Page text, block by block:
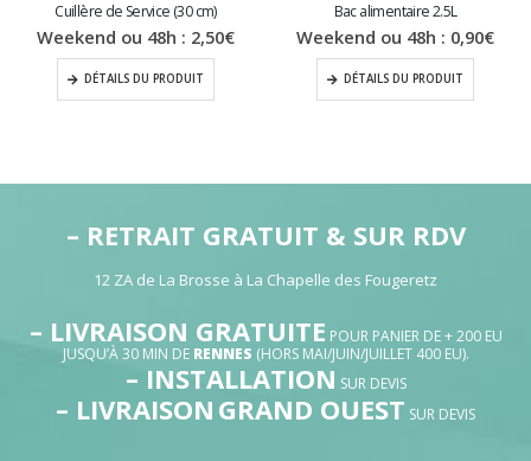
Cuillère de Service (30 cm)
Weekend ou 48h : 2,50€
DÉTAILS DU PRODUIT
Bac alimentaire 2.5L
Weekend ou 48h : 0,90€
DÉTAILS DU PRODUIT
– RETRAIT GRATUIT & SUR RDV
12 ZA de La Brosse à La Chapelle des Fougeretz
– LIVRAISON GRATUITE POUR PANIER DE + 200 EU
JUSQU’À 30 MIN DE RENNES (HORS MAI/JUIN/JUILLET 400 EU).
– INSTALLATION SUR DEVIS
– LIVRAISON GRAND OUEST SUR DEVIS